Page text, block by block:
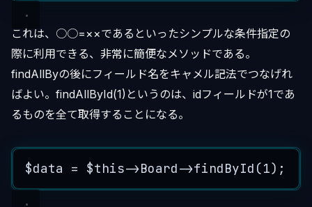
これは、○○=××であるといったシンプルな条件指定の
際に利用できる、非常に簡便なメソッドである。
findAllByの後にフィールド名をキャメル記法でつなげれ
ばよい。findAllById(1)というのは、idフィールドが1であ
るものを全て取得することになる。
$data = $this->Board->findById (1);